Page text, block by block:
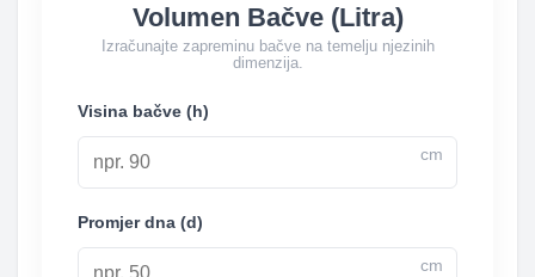
Volumen Bačve (Litra)
Izračunajte zapreminu bačve na temelju njezinih
dimenzija.
Visina bačve (h)
cm
Promjer dna (d)
cm